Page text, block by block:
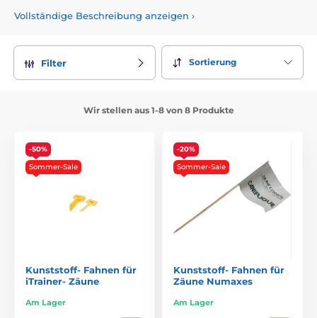
Vollständige Beschreibung anzeigen ›
Filter Sortierung
Wir stellen aus 1-8 von 8 Produkte
-50%
Sommer-Sale
Kunststoff- Fahnen für
iTrainer- Zäune
Am Lager
-20%
Sommer-Sale
Kunststoff- Fahnen für
Zäune Numaxes
Am Lager